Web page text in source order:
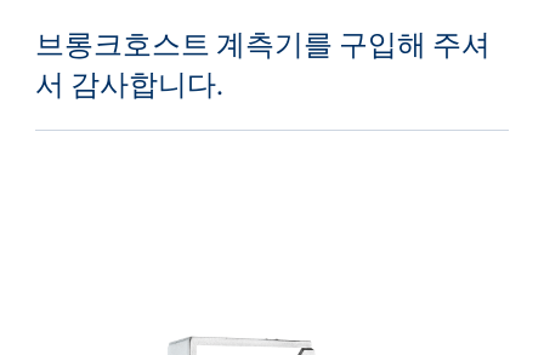
찾기... KO
브롱크호스트 계측기를 구입해 주셔
서 감사합니다.